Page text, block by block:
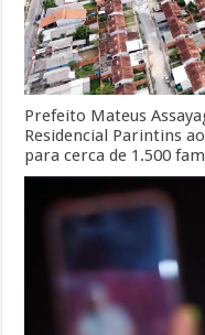
Prefeito Mateus
Residencial Parintins
para cerca de 1.500